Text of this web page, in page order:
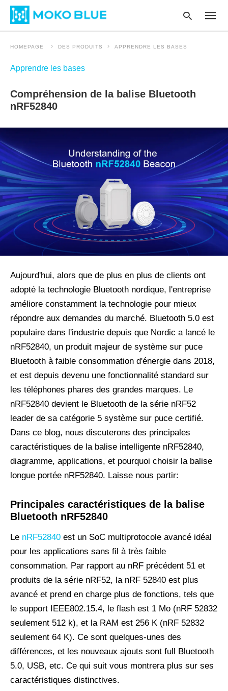
enter:
HOMEPAGE DES PRODUITS APPRENDRE LES BASES
Apprendre les bases
Compréhension de la balise Bluetooth
nRF52840
Aujourd'hui, alors que de plus en plus de clients ont
adopté la technologie Bluetooth nordique, l'entreprise
améliore constamment la technologie pour mieux
répondre aux demandes du marché. Bluetooth 5.0 est
populaire dans l'industrie depuis que Nordic a lancé le
nRF52840, un produit majeur de système sur puce
Bluetooth à faible consommation d'énergie dans 2018,
et est depuis devenu une fonctionnalité standard sur
les téléphones phares des grandes marques. Le
nRF52840 devient le Bluetooth de la série nRF52
leader de sa catégorie 5 système sur puce certifié.
Dans ce blog, nous discuterons des principales
caractéristiques de la balise intelligente nRF52840,
diagramme, applications, et pourquoi choisir la balise
longue portée nRF52840. Laisse nous partir:
Principales caractéristiques de la balise
Bluetooth nRF52840
Le nRF52840 est un SoC multiprotocole avancé idéal
pour les applications sans fil à très faible
consommation. Par rapport au nRF précédent 51 et
produits de la série nRF52, la nRF 52840 est plus
avancé et prend en charge plus de fonctions, tels que
le support IEEE802.15.4, le flash est 1 Mo (nRF 52832
seulement 512 k), et la RAM est 256 K (nRF 52832
seulement 64 K). Ce sont quelques-unes des
différences, et les nouveaux ajouts sont full Bluetooth
5.0, USB, etc. Ce qui suit vous montrera plus sur ses
caractéristiques distinctives.